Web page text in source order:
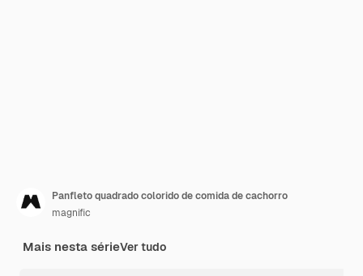
Panfleto quadrado colorido de comida de cachorro
magnific
Mais nesta sérieVer tudo